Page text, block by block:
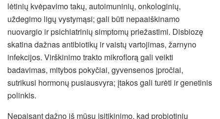
lėtinių kvėpavimo takų, autoimuninių, onkologinių,
uždegimo ligų vystymąsi; gali būti nepaaiškinamo
nuovargio ir psichiatrinių simptomų priežastimi. Disbiozę
skatina dažnas antibiotikų ir vaistų vartojimas, žarnyno
infekcijos. Virškinimo trakto mikroflorą gali veikti
badavimas, mitybos pokyčiai, gyvensenos įpročiai,
sutrikusi hormonų pusiausvyra; įtakos gali turėti ir genetinis
polinkis.
Nepaisant dažno iš mūsų įsitikinimo, kad probiotinių